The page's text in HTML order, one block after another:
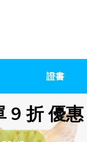
證書
9 折 優惠